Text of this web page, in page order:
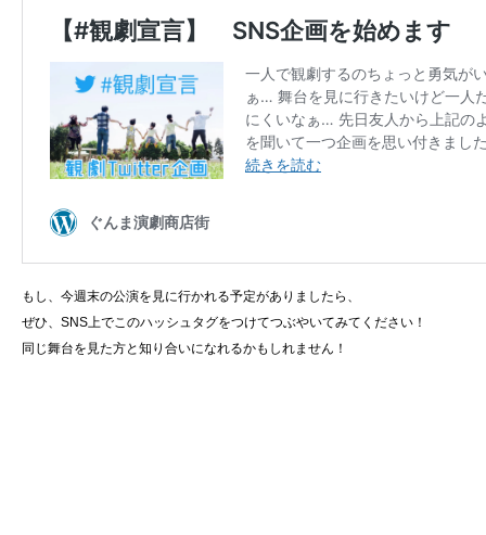
もし、今週末の公演を見に行かれる予定がありましたら、
ぜひ、SNS上でこのハッシュタグをつけてつぶやいてみてください！
同じ舞台を見た方と知り合いになれるかもしれません！